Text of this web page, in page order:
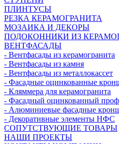
ПЛИНТУСЫ
РЕЗКА КЕРАМОГРАНИТА
МОЗАИКА И ДЕКОРЫ
ПОДОКОННИКИ ИЗ
ВЕНТФАСАДЫ
- Вентфасады из керамогранита
- Вентфасады из камня
- Вентфасады из металлокассет
- Фасадные оцинкованные
- Кляммера для керамогранита
- Фасадный оцинкованный
- Алюминиевые фасадные
- Декоративные элементы НФС
СОПУТСТВУЮЩИЕ ТОВАРЫ
НАШИ ПРОЕКТЫ